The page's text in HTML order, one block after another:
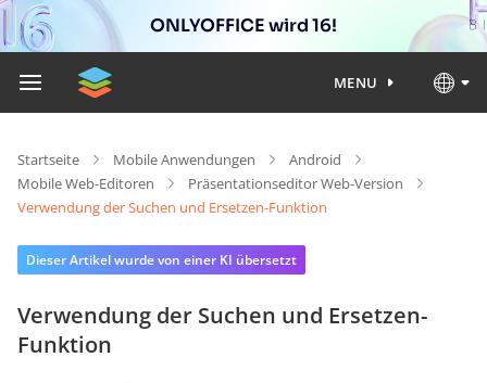
ONLYOFFICE wird 16!
MENU
Startseite Mobile Anwendungen
Android
Mobile Web-Editoren
Präsentationseditor Web-Version
Verwendung der Suchen und Ersetzen-Funktion
Dieser Artikel wurde von einer KI übersetzt
Verwendung der Suchen und Ersetzen-
Funktion